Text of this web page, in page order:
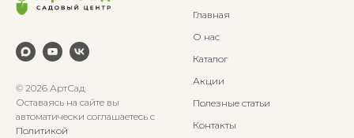
© 2026 АртСад
Оставаясь на сайте вы
автоматически соглашаетесь с
Политикой
Главная
О нас
Каталог
Акции
Полезные статьи
Контакты